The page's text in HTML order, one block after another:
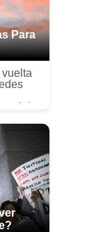
Para
res...